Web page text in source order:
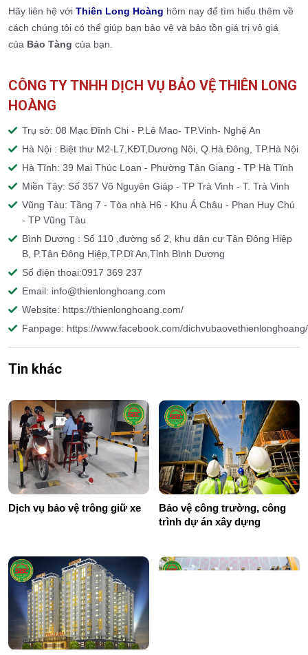
Hãy liên hệ với Thiên Long Hoàng hôm nay để tìm hiểu thêm về
cách chúng tôi có thể giúp bạn bảo vệ và bảo tồn giá trị vô giá
của Bảo Tàng của bạn.
CÔNG TY TNHH DỊCH VỤ BẢO VỆ THIÊN LONG
HOÀNG
Trụ sở: 08 Mạc Đĩnh Chi - P.Lê Mao- TP.Vinh- Nghệ An
Hà Nội : Biệt thư M2-L7,KĐT,Dương Nội, Q.Hà Đông, TP.Hà Nội
Hà Tĩnh: 39 Mai Thúc Loan - Phường Tân Giang - TP Hà Tĩnh
Miền Tây: Số 357 Võ Nguyên Giáp - TP Trà Vinh - T. Trà Vinh
Vũng Tàu: Tầng 7 - Tòa nhà H6 - Khu Á Châu - Phan Huy Chú
- TP Vũng Tàu
Bình Dương : Số 110 ,đường số 2, khu dân cư Tân Đông Hiệp
B, P.Tân Đông Hiệp,TP.Dĩ An,Tỉnh Bình Dương
Số điện thoại:0917 369 237
Email: info@thienlonghoang.com
Website: https://thienlonghoang.com/
Fanpage: https://www.facebook.com/dichvubaovethienlonghoang/
Tin khác
Dịch vụ bảo vệ trông giữ xe
Bảo vệ công trường, công
trình dự án xây dựng